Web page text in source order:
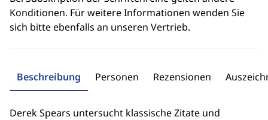
Konditionen. Für weitere Informationen wenden Sie
sich bitte ebenfalls an unseren Vertrieb.
Beschreibung Personen Rezensionen
Derek Spears untersucht klassische Zitate und